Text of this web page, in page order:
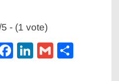
5 - (1 vote)
Facebook
LinkedIn
Gmail